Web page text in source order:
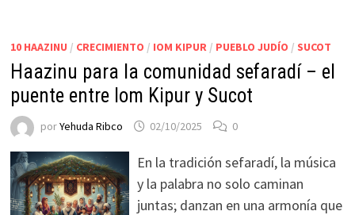
10 HAAZINU / CRECIMIENTO / IOM KIPUR/ PUEBLO JUDÍO / SUCOT
Haazinu para la comunidad sefaradí – el
puente entre Iom Kipur y Sucot
porYehuda Ribco 02/10/2025 0
En la tradición sefaradí, la música
y la palabra no solo caminan
juntas; danzan en una armonía que